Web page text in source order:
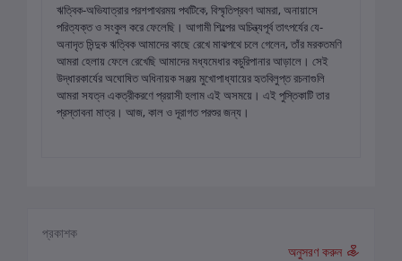
ঋত্বিক-অভিযাত্রার পরশপাথরময় পথটিকে, বিস্মৃতিপ্রবণ আমরা, অনায়াসে
পরিত্যক্ত ও সংকুল করে ফেলেছি। আগামী শিল্পের অচিন্ত্যপূর্ব তাৎপর্যের যে-
অনাদৃত সিন্দুক ঋত্বিক আমাদের কাছে রেখে মাঝপথে চলে গেলেন, তাঁর মরকতমণি
আমরা হেলায় ফেলে রেখেছি আমাদের মধ্যমেধার কচুরিপানার আড়ালে। সেই
উদ্ধারকার্যের অঘোষিত অধিনায়ক সঞ্জয় মুখোপাধ্যায়ের হৃতবিলুপ্ত রচনাগুলি
আমরা সযত্ন একত্রীকরণে প্রয়াসী হলাম এই অসময়ে। এই পুস্তিকাটি তার‌
প্রস্তাবনা মাত্র। আজ, কাল ও দূরাগত পরশুর জন্য।
প্রকাশক
অনুসরণ করুন